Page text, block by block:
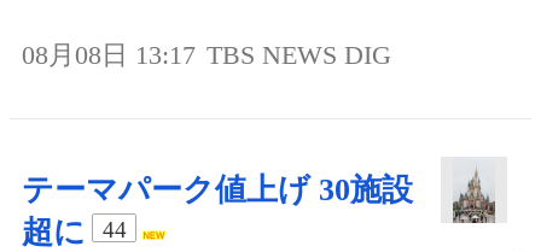
08月08日 13:17 TBS NEWS DIG
テーマパーク値上げ 30施設
超に
44